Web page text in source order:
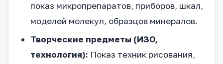
показ микропрепаратов, приборов, шкал,
моделей молекул, образцов минералов.
Творческие предметы (ИЗО,
технология): Показ техник рисования,